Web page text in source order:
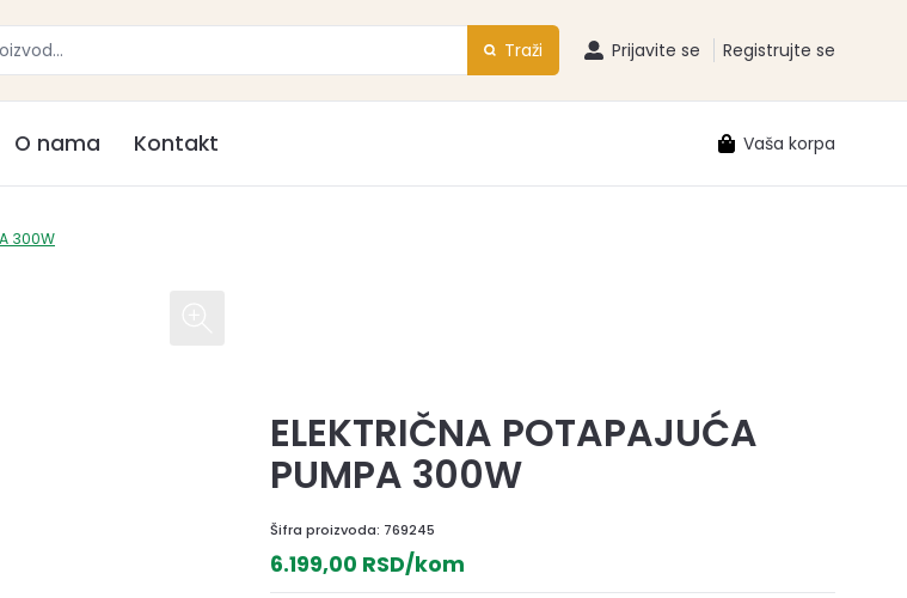
Traži Prijavite se Registrujte se
O nama Kontakt Vaša korpa
300W
ELEKTRIČNA POTAPAJUĆA
PUMPA 300W
Šifra proizvoda: 769245
6.199,00 RSD/kom